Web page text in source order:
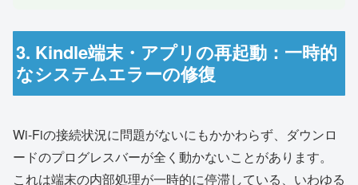
3. Kindle端末・アプリの再起動：一時的
なシステムエラーの修復
Wi-Fiの接続状況に問題がないにもかかわらず、ダウンロ
ードのプログレスバーが全く動かないことがあります。
これは端末の内部処理が一時的に停滞している、いわゆる